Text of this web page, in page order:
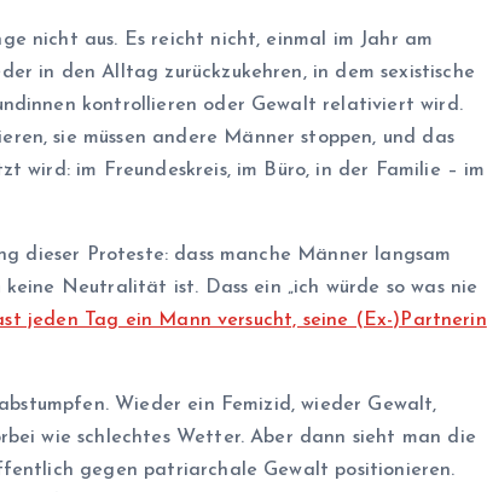
nicht aus. Es reicht nicht, einmal im Jahr am
in den Alltag zurückzukehren, in dem sexistische
kontrollieren oder Gewalt relativiert wird.
sie müssen andere Männer stoppen, und das
wird: im Freundeskreis, im Büro, in der Familie – im
Proteste: dass manche Männer langsam
Neutralität ist. Dass ein „ich würde so was nie
jeden Tag ein Mann versucht, seine (Ex-)Partnerin
Wieder ein Femizid, wieder Gewalt,
wie schlechtes Wetter. Aber dann sieht man die
gegen patriarchale Gewalt positionieren.